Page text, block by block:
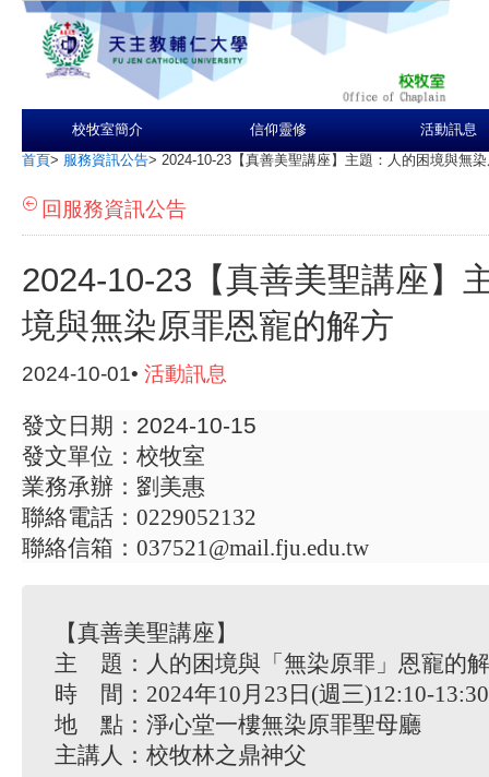
校牧室簡介 信仰靈修 活動訊息
首頁> 服務資訊公告> 2024-10-23【真善美聖講座】主題：人的困境與無
回服務資訊公告
2024-10-23【真善美聖講座】
境與無染原罪恩寵的解方
2024-10-01• 活動訊息
發文日期：2024-10-15
發文單位：校牧室
業務承辦：劉美惠
聯絡電話：0229052132
聯絡信箱：037521@mail.fju.edu.tw
【真善美聖講座】
主 題：人的困境與「無染原罪」恩寵的
時 間：2024年10月23日(週三)12:10-
地 點：淨心堂一樓無染原罪聖母廳
主講人：校牧林之鼎神父